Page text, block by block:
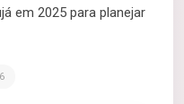
em 2025 para planejar